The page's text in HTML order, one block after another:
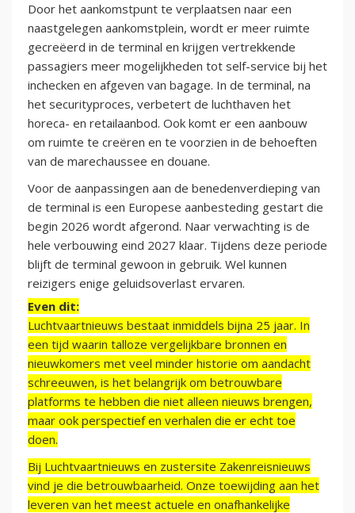
Door het aankomstpunt te verplaatsen naar een
naastgelegen aankomstplein, wordt er meer ruimte
gecreëerd in de terminal en krijgen vertrekkende
passagiers meer mogelijkheden tot self-service bij het
inchecken en afgeven van bagage. In de terminal, na
het securityproces, verbetert de luchthaven het
horeca- en retailaanbod. Ook komt er een aanbouw
om ruimte te creëren en te voorzien in de behoeften
van de marechaussee en douane.
Voor de aanpassingen aan de benedenverdieping van
de terminal is een Europese aanbesteding gestart die
begin 2026 wordt afgerond. Naar verwachting is de
hele verbouwing eind 2027 klaar. Tijdens deze periode
blijft de terminal gewoon in gebruik. Wel kunnen
reizigers enige geluidsoverlast ervaren.
Even dit:
Luchtvaartnieuws bestaat inmiddels bijna 25 jaar. In
een tijd waarin talloze vergelijkbare bronnen en
nieuwkomers met veel minder historie om aandacht
schreeuwen, is het belangrijk om betrouwbare
platforms te hebben die niet alleen nieuws brengen,
maar ook perspectief en verhalen die er echt toe
doen.
Bij Luchtvaartnieuws en zustersite Zakenreisnieuws
vind je die betrouwbaarheid. Onze toewijding aan het
leveren van het meest actuele en onafhankelijke